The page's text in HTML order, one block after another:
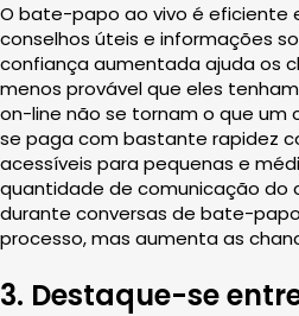
O bate-papo ao vivo é eficiente
conselhos úteis e informações
confiança aumentada ajuda os
menos provável que eles
on-line não se tornam o que
se paga com bastante rapidez
acessíveis para pequenas e
quantidade de comunicação do
durante conversas de bate-
processo, mas aumenta as
3. Destaque-se